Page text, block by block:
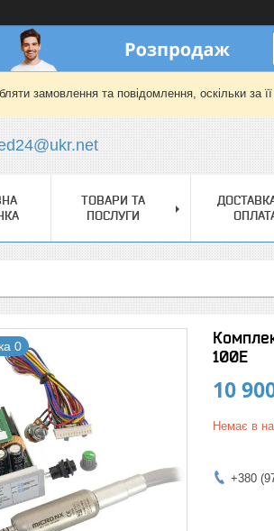
замовлення та повідомлення, оскільки за
ТОВАРИ ТА
ПОСЛУГИ
0
100E
10
Немає в
+380